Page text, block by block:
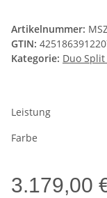
Artikelnummer:
GTIN:
Kategorie: Duo
Leistung
Farbe
3.179,00